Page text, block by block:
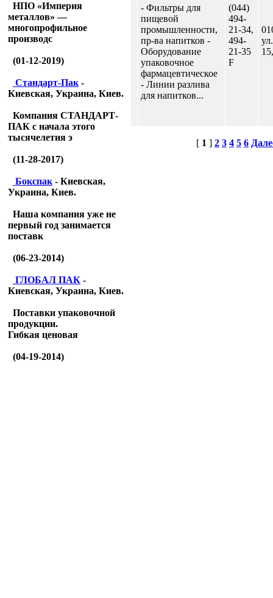
НПО «Империя
металлов» —
многопрофильное
производс
(01-12-2019)
Стандарт-Пак -
Киевская, Украина, Киев.
Компания СТАНДАРТ-
ПАК с начала этого
тысячелетия э
(11-28-2017)
Бокспак - Киевская,
Украина, Киев.
Наша компания уже не
первый год занимается
поставк
(06-23-2014)
ГЛОБАЛ ПАК -
Киевская, Украина, Киев.
Поставки упаковочной
продукции.
Гибкая ценовая
(04-19-2014)
- Фильтры для
пищевой
промышленности,
пр-ва напитков -
Оборудование
упаковочное
фармацевтическое
- Линии разлива
для напитков...
(044)
494-
21-34,
494-
21-35
F
[ 1 ] 2 3 4 5 6